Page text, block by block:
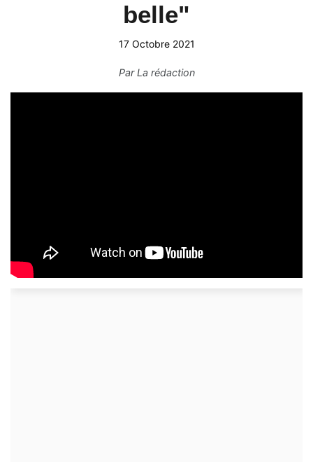
belle"
17 Octobre 2021
ParLa rédaction